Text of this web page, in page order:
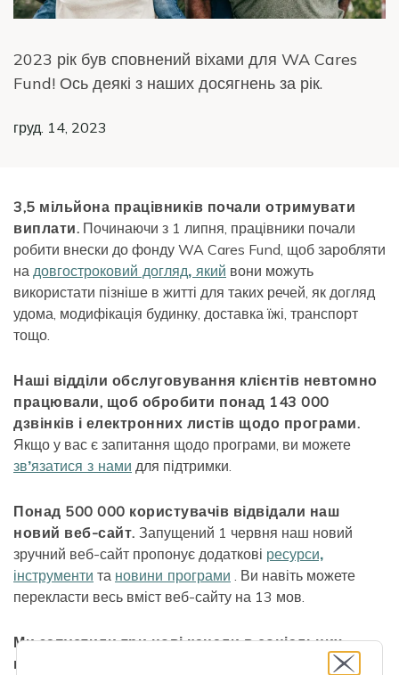
груд. 14, 2023
2023 рік був сповнений віхами для WA Cares
Fund! Ось деякі з наших досягнень за рік.
3,5 мільйона працівників почали отримувати
виплати. Починаючи з 1 липня, працівники почали
робити внески до фонду WA Cares Fund, щоб заробляти
на довгостроковий догляд, який вони можуть
використати пізніше в житті для таких речей, як догляд
удома, модифікація будинку, доставка їжі, транспорт
тощо.
Наші відділи обслуговування клієнтів невтомно
працювали, щоб обробити понад 143 000
дзвінків і електронних листів щодо програми.
Якщо у вас є запитання щодо програми, ви можете
зв’язатися з нами для підтримки.
Понад 500 000 користувачів відвідали наш
новий веб-сайт. Запущений 1 червня наш новий
зручний веб-сайт пропонує додаткові ресурси,
інструменти та новини програми . Ви навіть можете
перекласти весь вміст веб-сайту на 13 мов.
Ми запустили три нові канали в соціальних
мережах.
Усвідомлюючи силу соціальних медіа як